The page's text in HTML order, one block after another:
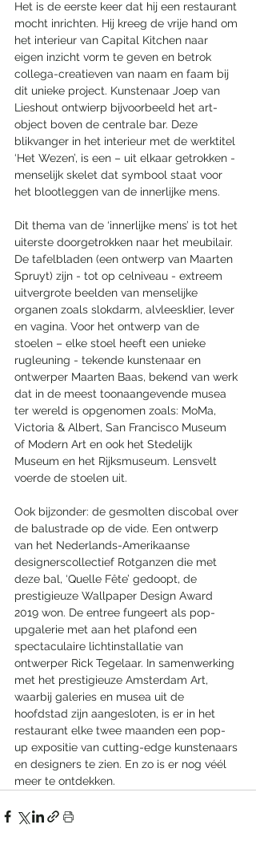
Het is de eerste keer dat hij een restaurant
mocht inrichten. Hij kreeg de vrije hand om
het interieur van Capital Kitchen naar
eigen inzicht vorm te geven en betrok
collega-creatieven van naam en faam bij
dit unieke project. Kunstenaar Joep van
Lieshout ontwierp bijvoorbeeld het art-
object boven de centrale bar. Deze
blikvanger in het interieur met de werktitel
‘Het Wezen’, is een – uit elkaar getrokken -
menselijk skelet dat symbool staat voor
het blootleggen van de innerlijke mens.
Dit thema van de ‘innerlijke mens’ is tot het
uiterste doorgetrokken naar het meubilair.
De tafelbladen (een ontwerp van Maarten
Spruyt) zijn - tot op celniveau - extreem
uitvergrote beelden van menselijke
organen zoals slokdarm, alvleesklier, lever
en vagina. Voor het ontwerp van de
stoelen – elke stoel heeft een unieke
rugleuning - tekende kunstenaar en
ontwerper Maarten Baas, bekend van werk
dat in de meest toonaangevende musea
ter wereld is opgenomen zoals: MoMa,
Victoria & Albert, San Francisco Museum
of Modern Art en ook het Stedelijk
Museum en het Rijksmuseum. Lensvelt
voerde de stoelen uit.
Ook bijzonder: de gesmolten discobal over
de balustrade op de vide. Een ontwerp
van het Nederlands-Amerikaanse
designerscollectief Rotganzen die met
deze bal, ‘Quelle Fête’ gedoopt, de
prestigieuze Wallpaper Design Award
2019 won. De entree fungeert als pop-
upgalerie met aan het plafond een
spectaculaire lichtinstallatie van
ontwerper Rick Tegelaar. In samenwerking
met het prestigieuze Amsterdam Art,
waarbij galeries en musea uit de
hoofdstad zijn aangesloten, is er in het
restaurant elke twee maanden een pop-
up expositie van cutting-edge kunstenaars
en designers te zien. En zo is er nog véél
meer te ontdekken.